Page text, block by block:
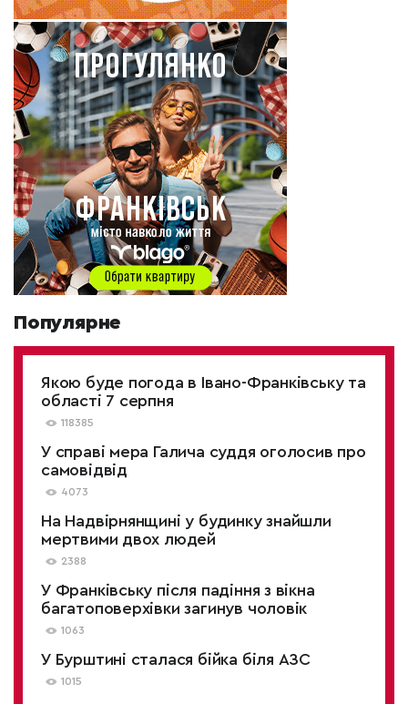
Популярне
Якою буде погода в Івано-Франківську та
області 7 серпня
118385
У справі мера Галича суддя оголосив про
самовідвід
4073
На Надвірнянщині у будинку знайшли
мертвими двох людей
2388
У Франківську після падіння з вікна
багатоповерхівки загинув чоловік
1063
У Бурштині сталася бійка біля АЗС
1015